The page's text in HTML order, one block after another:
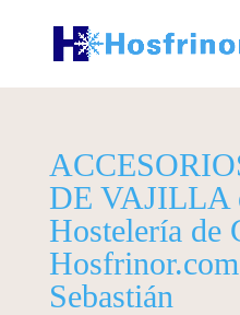
DE VAJILLA
Hostelería de
Sebastián